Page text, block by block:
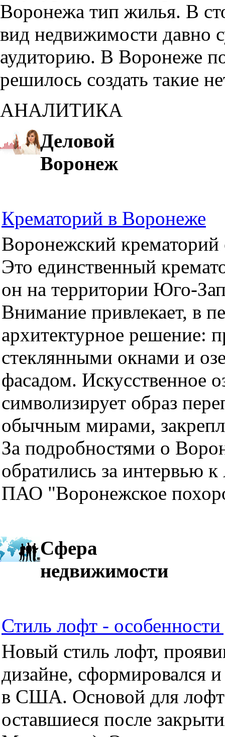
Воронежа тип жилья. В
вид недвижимости давно
аудиторию. В Воронеже
решилось создать такие
АНАЛИТИКА
Деловой
Воронеж
Крематорий в Воронеже
Воронежский крематорий
Это единственный
он на территории Юго-
Внимание привлекает, в
архитектурное решение:
стеклянными окнами и
фасадом. Искусственное
символизирует образ
обычным мирами,
За подробностями о
обратились за интервью
ПАО "Воронежское
Сфера
недвижимости
Стиль лофт -
Новый стиль лофт,
дизайне, сформировался
в США. Основой для
оставшиеся после